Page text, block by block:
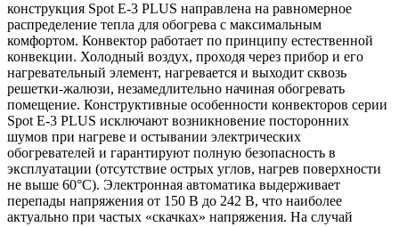
конструкция Spot Е-3 PLUS направлена на равномерное
распределение тепла для обогрева с максимальным
комфортом. Конвектор работает по принципу естественной
конвекции. Холодный воздух, проходя через прибор и его
нагревательный элемент, нагревается и выходит сквозь
решетки-жалюзи, незамедлительно начиная обогревать
помещение. Конструктивные особенности конвекторов серии
Spot E-3 PLUS исключают возникновение посторонних
шумов при нагреве и остывании электрических
обогревателей и гарантируют полную безопасность в
эксплуатации (отсутствие острых углов, нагрев поверхности
не выше 60°С). Электронная автоматика выдерживает
перепады напряжения от 150 В до 242 В, что наиболее
актуально при частых «скачках» напряжения. На случай